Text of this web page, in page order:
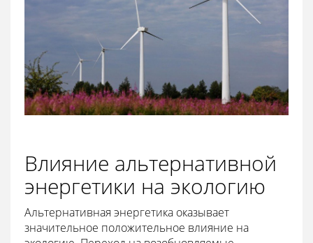
Влияние альтернативной
энергетики на экологию
Альтернативная энергетика оказывает
значительное положительное влияние на